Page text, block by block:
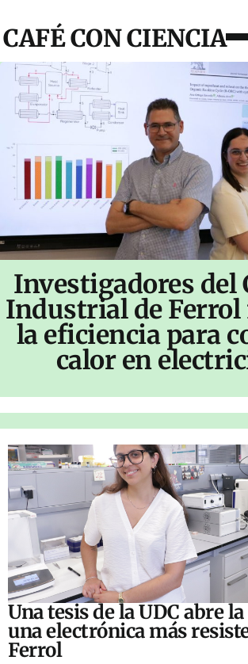
CAFÉ CON CIENCIA
Investigadores del
Industrial de
la eficiencia para
calor en
Una tesis de la UDC abre
una electrónica más
Ferrol